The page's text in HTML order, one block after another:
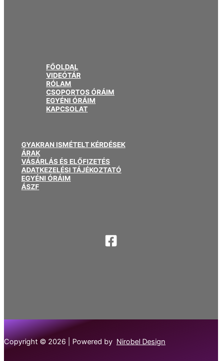
FŐOLDAL
VIDEÓTÁR
RÓLAM
CSOPORTOS ÓRÁIM
EGYÉNI ÓRÁIM
KAPCSOLAT
GYAKRAN ISMÉTELT KÉRDÉSEK
ÁRAK
VÁSÁRLÁS ÉS ELŐFIZETÉS
ADATKEZELÉSI TÁJÉKOZTATÓ
EGYÉNI ÓRÁIM
ÁSZF
Copyright © 2026 | Powered by Nirobel Design